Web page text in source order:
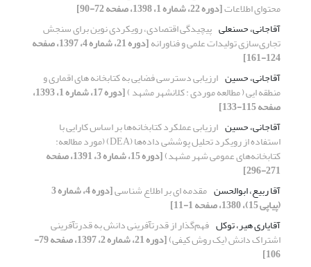
محتوای اطلاعات[دوره 22، شماره 1، 1398، صفحه 72-90]
آقاجانی، حسنعلی پیچیدگی اقتصادی، رویکردی نوین برای سنجش
تجاری‌سازی تولیدات علمی و فناورانه [دوره 21، شماره 4، 1397، صفحه
124-161]
آقاجانی، حسین ارزیابی دسترسی فضایی به کتابخانه های اقماری و
منطقه ایی ( مطالعه موردی : کلانشهر مشهد ) [دوره 17، شماره 1، 1393،
صفحه 115-133]
آقاجانی، حسین ارزیابی عملکرد کتابخانه‌ها بر اساس کارایی با
استفاده از رویکرد تحلیل پوششی داده‌ها (DEA) (مورد مطالعه:
کتابخانه‌های عمومی شهر مشهد) [دوره 15، شماره 3، 1391، صفحه
271-296]
آقا ربیع، ابوالحسن مقدمه ای بر اطلاع شناسی [دوره 4، شماره 3
(پیاپی 15)، 1380، صفحه 1-11]
آقایاری هیر، توکل
فهم‌گذار از قدرت‎آفرینی دانش به قدرت‎آفرینی
اشتراک دانش (یک روش کیفی) [دوره 21، شماره 2، 1397، صفحه 79-
106]